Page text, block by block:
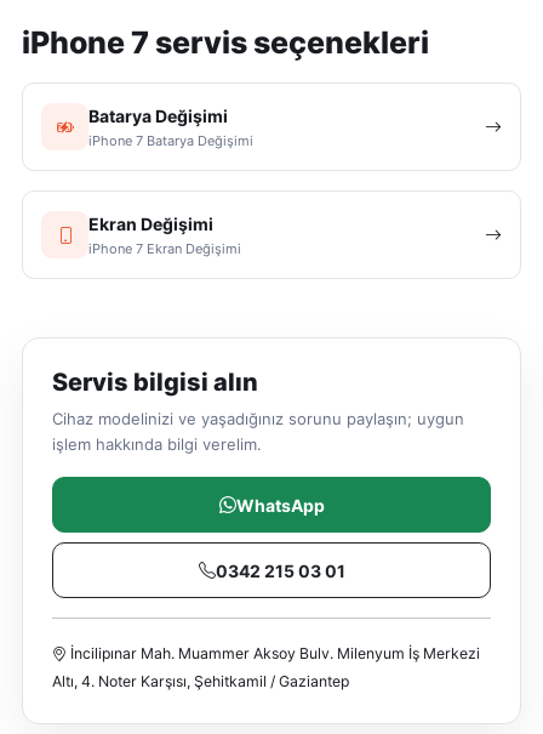
iPhone 7 servis seçenekleri
Batarya Değişimi
iPhone 7 Batarya Değişimi
Ekran Değişimi
iPhone 7 Ekran Değişimi
Servis bilgisi alın
Cihaz modelinizi ve yaşadığınız sorunu paylaşın; uygun
işlem hakkında bilgi verelim.
WhatsApp
0342 215 03 01
İncilipınar Mah. Muammer Aksoy Bulv. Milenyum İş Merkezi
Altı, 4. Noter Karşısı, Şehitkamil / Gaziantep